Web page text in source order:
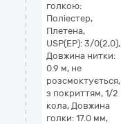
голкою:
Поліестер,
Плетена,
USP(EP): 3/0(2,0),
Довжина нитки:
0.9 м, не
розсмоктується,
з покриттям, 1/2
кола, Довжина
голки: 17.0 мм,